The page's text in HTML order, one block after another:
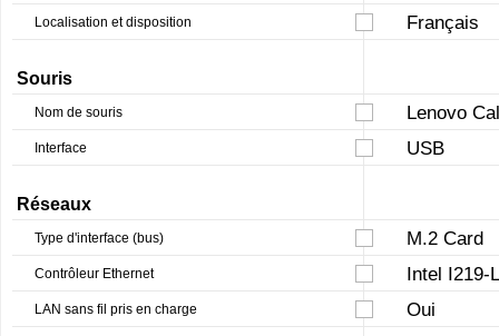
Localisation et disposition Français
Souris
Nom de souris Lenovo
Interface USB
Réseaux
Type d'interface (bus) M.2 Card
Contrôleur Ethernet Intel I219-
LAN sans fil pris en charge
Oui